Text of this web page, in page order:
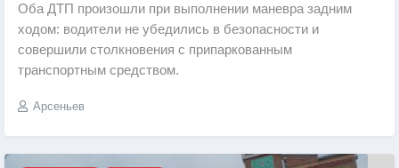
Оба ДТП произошли при выполнении маневра задним
ходом: водители не убедились в безопасности и
совершили столкновения с припаркованным
транспортным средством.
Арсеньев